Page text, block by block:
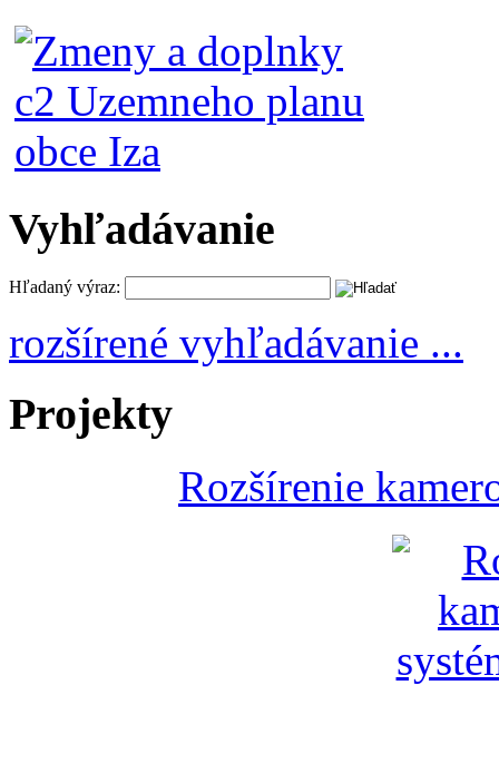
Vyhľadávanie
Hľadaný výraz:
rozšírené vyhľadávanie ...
Projekty
Rozšírenie